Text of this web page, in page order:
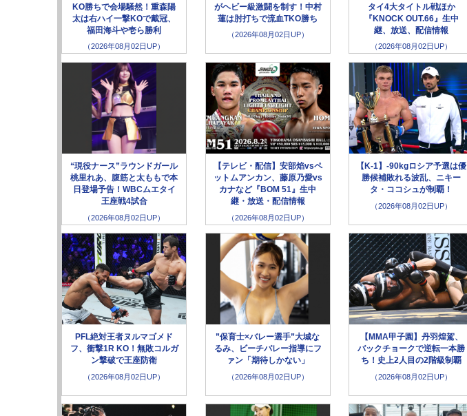
KO勝ちで会場騒然！重森陽
太は右ハイ一撃KOで戴冠、
福田海斗や壱ら勝利
（2026年08月02日UP）
がヘビー級激闘を制す！中村
蓮は肘打ちで流血TKO勝ち
（2026年08月02日UP）
タイ4大タイトル戦ほか
『KNOCK OUT.66』生中
継、放送、配信情報
（2026年08月02日UP）
“現役ナース”ラウンドガール
桃里れあ、腹筋と太ももで本
日登場予告！WBCムエタイ
王座戦4試合
（2026年08月02日UP）
【テレビ・配信】安部焰vsペ
ットムアンカン、藤原乃愛vs
カナなど『BOM 51』生中
継・放送・配信情報
（2026年08月02日UP）
【K-1】-90kgロシア予選は優
勝候補敗れる波乱、ニキー
タ・ココシュが制覇！
（2026年08月02日UP）
PFL絶対王者ヌルマゴメド
フ、衝撃1R KO！無敗コルガ
ン撃破で王座防衛
（2026年08月02日UP）
”保育士×バレー選手”大城な
るみ、ビーチバレー指導にフ
ァン「期待しかない」
（2026年08月02日UP）
【MMA甲子園】丹羽煌駕、
バックチョークで逆転一本勝
ち！史上2人目の2階級制覇
（2026年08月02日UP）